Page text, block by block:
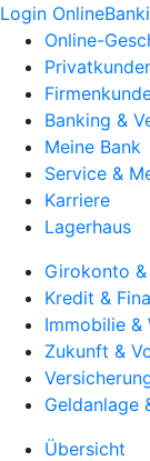
Login
Online-
Banking &
Meine Bank
Service &
Karriere
Lagerhaus
Girokonto &
Kredit &
Immobilie &
Zukunft &
Geldanlage
Übersicht